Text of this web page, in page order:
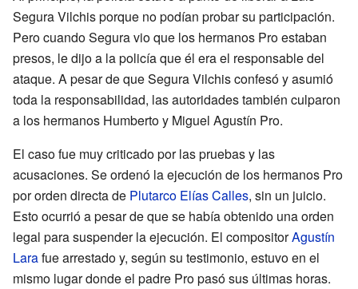
Segura Vilchis porque no podían probar su participación.
Pero cuando Segura vio que los hermanos Pro estaban
presos, le dijo a la policía que él era el responsable del
ataque. A pesar de que Segura Vilchis confesó y asumió
toda la responsabilidad, las autoridades también culparon
a los hermanos Humberto y Miguel Agustín Pro.
El caso fue muy criticado por las pruebas y las
acusaciones. Se ordenó la ejecución de los hermanos Pro
por orden directa de Plutarco Elías Calles, sin un juicio.
Esto ocurrió a pesar de que se había obtenido una orden
legal para suspender la ejecución. El compositorAgustín
Larafue arrestado y, según su testimonio, estuvo en el
mismo lugar donde el padre Pro pasó sus últimas horas.